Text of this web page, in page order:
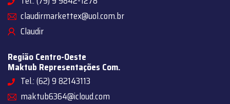
claudirmarkettex@uol.com.br
Claudir
Região Centro-Oeste
Maktub Representações Com.
Tel.: (62) 9 82143113
maktub6364@icloud.com